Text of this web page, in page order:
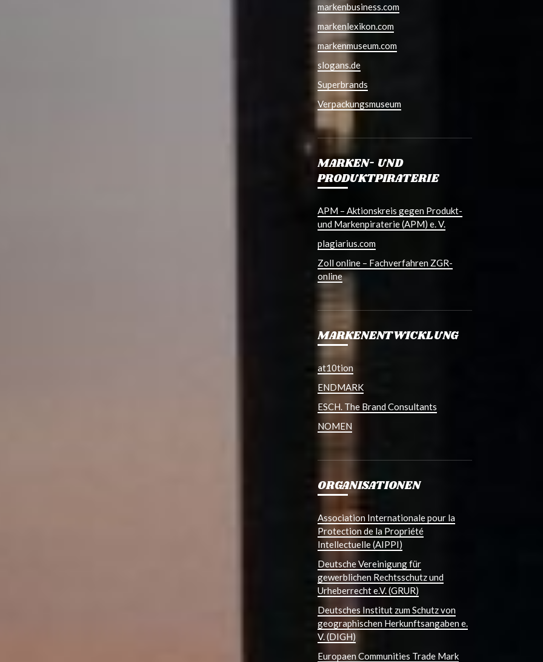
markenbusiness.com
markenlexikon.com
markenmuseum.com
slogans.de
Superbrands
Verpackungsmuseum
MARKEN- UND
PRODUKTPIRATERIE
APM – Aktionskreis gegen Produkt-
und Markenpiraterie (APM) e. V.
plagiarius.com
Zoll online – Fachverfahren ZGR-
online
MARKENENTWICKLUNG
at10tion
ENDMARK
ESCH. The Brand Consultants
NOMEN
ORGANISATIONEN
Association Internationale pour la
Protection de la Propriété
Intellectuelle (AIPPI)
Deutsche Vereinigung für
gewerblichen Rechtsschutz und
Urheberrecht e.V. (GRUR)
Deutsches Institut zum Schutz von
geographischen Herkunftsangaben e.
V. (DIGH)
Europaen Communities Trade Mark